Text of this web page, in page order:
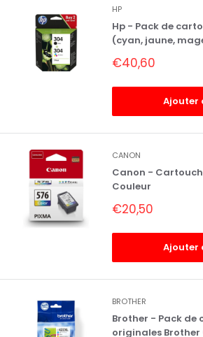
HP
Hp - Pack de
(cyan, jaune,
Prix
réduit
€40,60
Ajouter
CANON
Canon -
Couleur
Prix
réduit
€20,50
Ajouter
BROTHER
Brother - Pack de
originales Brother